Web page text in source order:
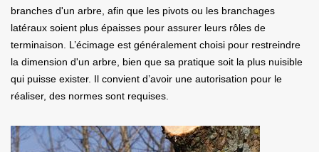
branches d'un arbre, afin que les pivots ou les branchages
latéraux soient plus épaisses pour assurer leurs rôles de
terminaison. L’écimage est généralement choisi pour restreindre
la dimension d'un arbre, bien que sa pratique soit la plus nuisible
qui puisse exister. Il convient d’avoir une autorisation pour le
réaliser, des normes sont requises.